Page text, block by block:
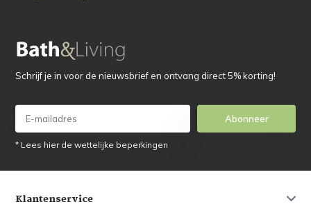
Schrijf je in voor de nieuwsbrief en ontvang direct 5% korting!
Abonneer
* Lees hier de wettelijke beperkingen
Klantenservice